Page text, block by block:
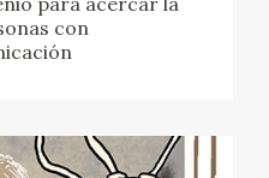
con